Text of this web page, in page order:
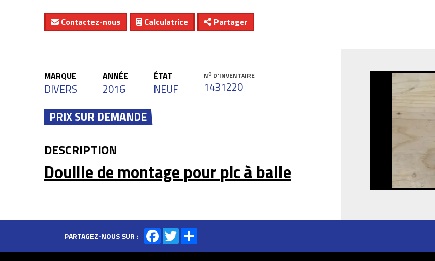
Contactez-nous Calculatrice Partager
MARQUE
DIVERS
ANNÉE
2016
ÉTAT
NEUF
NO D'INVENTAIRE
1431220
PRIX SUR DEMANDE
DESCRIPTION
Douille de montage pour pic à balle
PARTAGEZ-NOUS SUR : Facebook
Twitter